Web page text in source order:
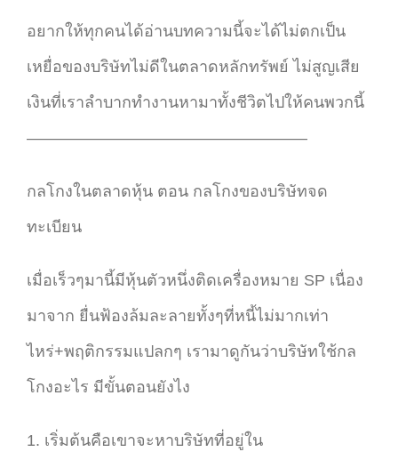
อยากให้ทุกคนได้อ่านบทความนี้จะได้ไม่ตกเป็น
เหยื่อของบริษัทไม่ดีในตลาดหลักทรัพย์ ไม่สูญเสีย
เงินที่เราลำบากทำงานหามาทั้งชีวิตไปให้คนพวกนี้
—————————————————–
กลโกงในตลาดหุ้น ตอน กลโกงของบริษัทจด
ทะเบียน
เมื่อเร็วๆมานี้มีหุ้นตัวหนึ่งติดเครื่องหมาย SP เนื่อง
มาจาก ยื่นฟ้องล้มละลายทั้งๆที่หนี้ไม่มากเท่า
ไหร่+พฤติกรรมแปลกๆ เรามาดูกันว่าบริษัทใช้กล
โกงอะไร มีขั้นตอนยังไง
1. เริ่มต้นคือเขาจะหาบริษัทที่อยู่ใน